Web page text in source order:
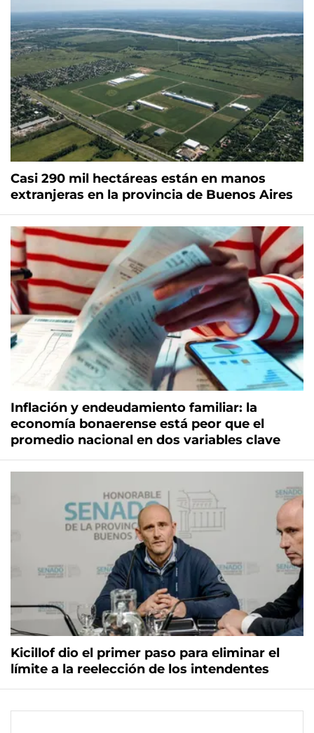
Casi 290 mil hectáreas están en manos
extranjeras en la provincia de Buenos Aires
Inflación y endeudamiento familiar: la
economía bonaerense está peor que el
promedio nacional en dos variables clave
Kicillof dio el primer paso para eliminar el
límite a la reelección de los intendentes